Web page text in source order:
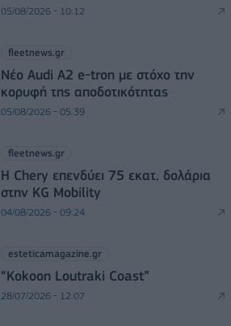
05/08/2026 - 10:12
fleetnews.gr
Νέο Audi A2 e-tron με στόχο την
κορυφή της αποδοτικότητας
05/08/2026 - 05:39
fleetnews.gr
Η Chery επενδύει 75 εκατ. δολάρια
στην KG Mobility
04/08/2026 - 09:24
esteticamagazine.gr
“Kokoon Loutraki Coast”
28/07/2026 - 12:07